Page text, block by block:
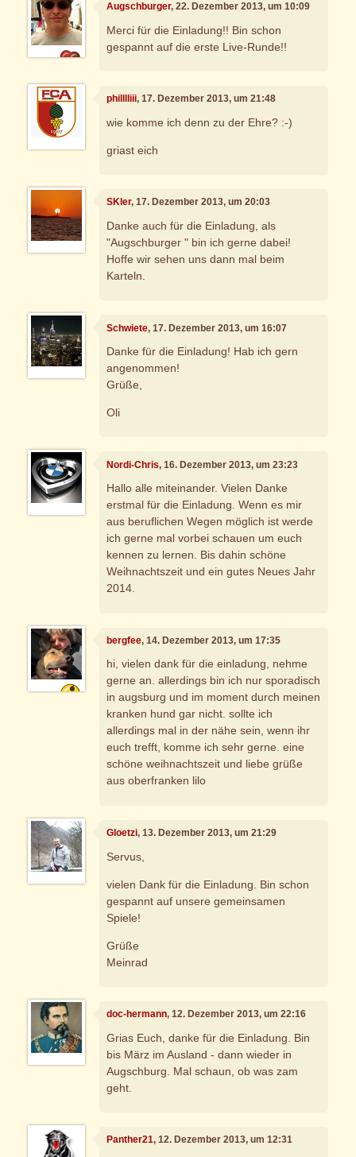
Augschburger, 22. Dezember 2013, um 10:09
Merci für die Einladung!! Bin schon
gespannt auf die erste Live-Runde!!
philllliii, 17. Dezember 2013, um 21:48
wie komme ich denn zu der Ehre? :-)
griast eich
SKler, 17. Dezember 2013, um 20:03
Danke auch für die Einladung, als
"Augschburger " bin ich gerne dabei!
Hoffe wir sehen uns dann mal beim
Karteln.
Schwiete, 17. Dezember 2013, um 16:07
Danke für die Einladung! Hab ich gern
angenommen!
Grüße,
Oli
Nordi-Chris, 16. Dezember 2013, um 23:23
Hallo alle miteinander. Vielen Danke
erstmal für die Einladung. Wenn es mir
aus beruflichen Wegen möglich ist werde
ich gerne mal vorbei schauen um euch
kennen zu lernen. Bis dahin schöne
Weihnachtszeit und ein gutes Neues Jahr
2014.
bergfee, 14. Dezember 2013, um 17:35
hi, vielen dank für die einladung, nehme
gerne an. allerdings bin ich nur sporadisch
in augsburg und im moment durch meinen
kranken hund gar nicht. sollte ich
allerdings mal in der nähe sein, wenn ihr
euch trefft, komme ich sehr gerne. eine
schöne weihnachtszeit und liebe grüße
aus oberfranken lilo
Gloetzi, 13. Dezember 2013, um 21:29
Servus,
vielen Dank für die Einladung. Bin schon
gespannt auf unsere gemeinsamen
Spiele!
Grüße
Meinrad
doc-hermann, 12. Dezember 2013, um 22:16
Grias Euch, danke für die Einladung. Bin
bis März im Ausland - dann wieder in
Augschburg. Mal schaun, ob was zam
geht.
Panther21, 12. Dezember 2013, um 12:31